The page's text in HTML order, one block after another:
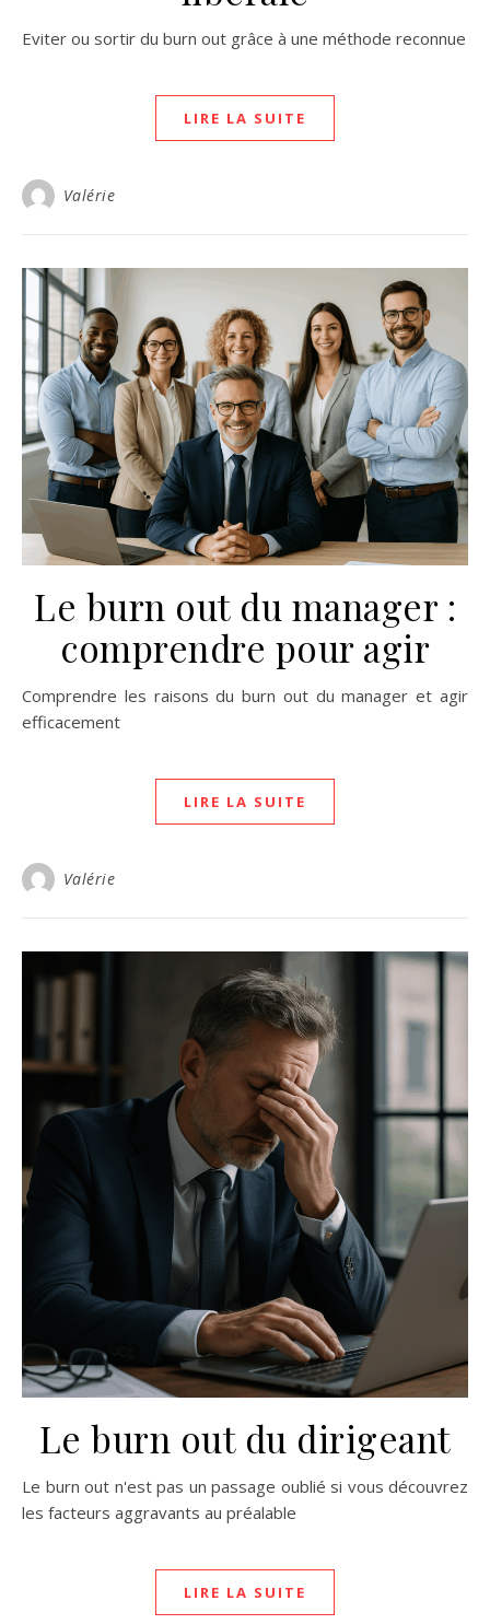
Eviter ou sortir du burn out grâce à une méthode reconnue
LIRE LA SUITE
Valérie
Le burn out du manager :
comprendre pour agir
Comprendre les raisons du burn out du manager et agir
efficacement
LIRE LA SUITE
Valérie
Le burn out du dirigeant
Le burn out n'est pas un passage oublié si vous découvrez
les facteurs aggravants au préalable
LIRE LA SUITE